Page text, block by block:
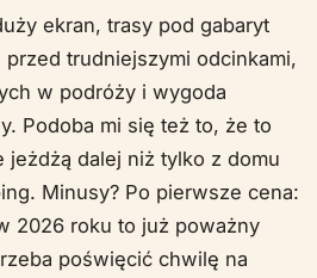
ekran, trasy pod gabaryt
trudniejszymi odcinkami,
w podróży i wygoda
Podoba mi się też to, że to
jeżdżą dalej niż tylko z domu
Minusy? Po pierwsze cena:
2026 roku to już poważny
poświęcić chwilę na